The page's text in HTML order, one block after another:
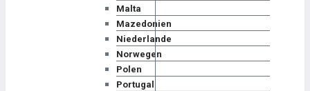
Malta
Mazedonien
Niederlande
Norwegen
Polen
Portugal